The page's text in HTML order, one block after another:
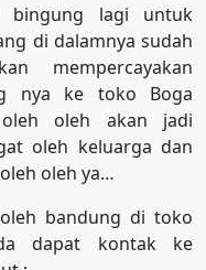
bingung lagi untuk
di dalamnya sudah
mempercayakan
nya ke toko Boga
oleh oleh akan jadi
oleh keluarga dan
oleh ya…
bandung di toko
dapat kontak ke